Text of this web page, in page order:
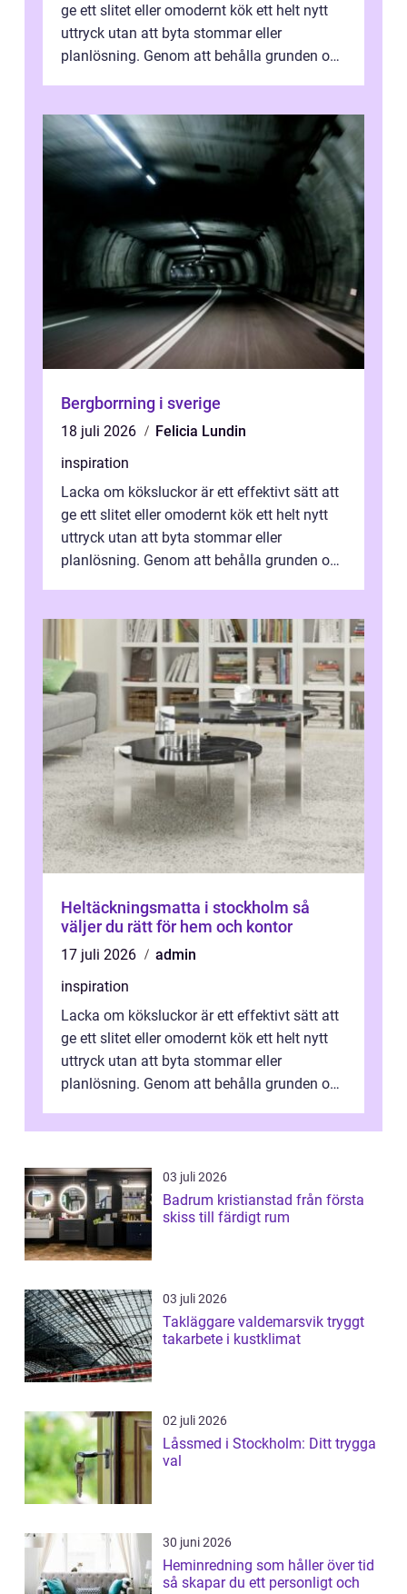
ge ett slitet eller omodernt kök ett helt nytt
uttryck utan att byta stommar eller
planlösning. Genom att behålla grunden och
Bergborrning i sverige
18 juli 2026
Felicia Lundin
inspiration
Lacka om köksluckor är ett effektivt sätt att
ge ett slitet eller omodernt kök ett helt nytt
uttryck utan att byta stommar eller
planlösning. Genom att behålla grunden och
Heltäckningsmatta i stockholm så
väljer du rätt för hem och kontor
17 juli 2026
admin
inspiration
Lacka om köksluckor är ett effektivt sätt att
ge ett slitet eller omodernt kök ett helt nytt
uttryck utan att byta stommar eller
planlösning. Genom att behålla grunden och
03 juli 2026
Badrum kristianstad från första
skiss till färdigt rum
03 juli 2026
Takläggare valdemarsvik tryggt
takarbete i kustklimat
02 juli 2026
Låssmed i Stockholm: Ditt trygga
val
30 juni 2026
Heminredning som håller över tid
så skapar du ett personligt och